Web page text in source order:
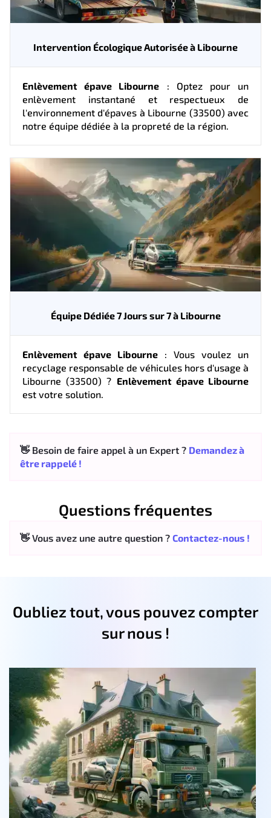
Intervention Écologique Autorisée à Libourne
Enlèvement épave Libourne : Optez pour un
enlèvement instantané et respectueux de
l'environnement d'épaves à Libourne (33500) avec
notre équipe dédiée à la propreté de la région.
Équipe Dédiée 7 Jours sur 7 à Libourne
Enlèvement épave Libourne : Vous voulez un
recyclage responsable de véhicules hors d'usage à
Libourne (33500) ? Enlèvement épave Libourne
est votre solution.
👋 Besoin de faire appel à un Expert ? Demandez à
être rappelé !
Questions fréquentes
👋 Vous avez une autre question ? Contactez-nous !
Oubliez tout, vous pouvez compter
sur nous !